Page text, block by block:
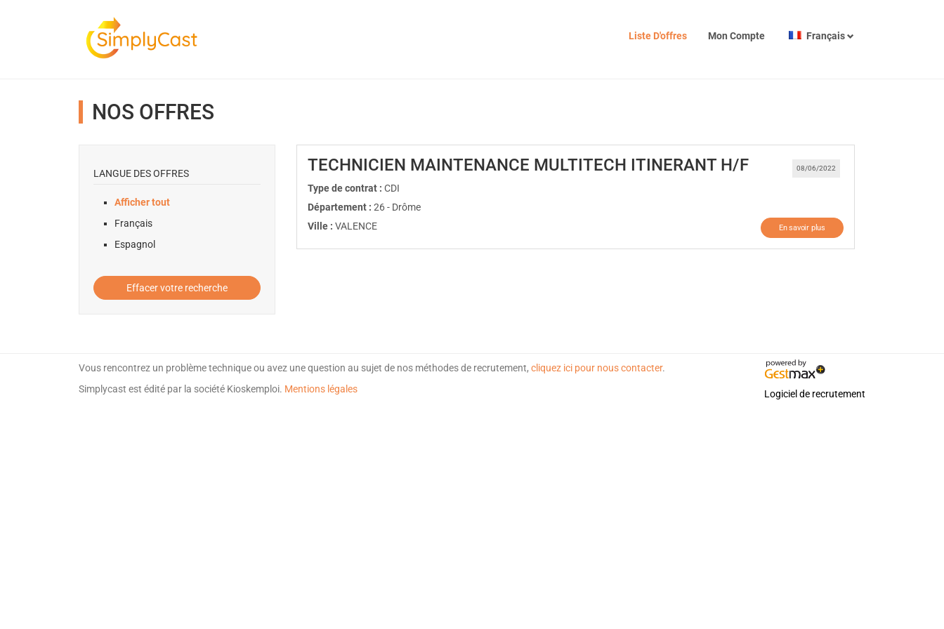
Liste D'offres Mon Compte Français
NOS OFFRES
LANGUE DES OFFRES
Afficher tout
Français
Espagnol
Effacer votre recherche
08/06/2022
TECHNICIEN MAINTENANCE MULTITECH ITINERANT H/F(Nouvelle fenêtre)
Type de contrat : CDI
Département : 26 - Drôme
Ville : VALENCE En savoir plus
Vous rencontrez un problème technique ou avez une question au sujet de nos méthodes de recrutement, cliquez ici pour nous contacter.
Simplycast est édité par la société Kioskemploi. Mentions légales Logiciel de recrutement